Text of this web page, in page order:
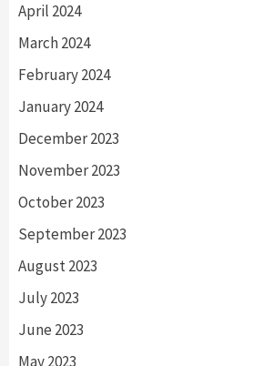
April 2024
March 2024
February 2024
January 2024
December 2023
November 2023
October 2023
September 2023
August 2023
July 2023
June 2023
May 2023